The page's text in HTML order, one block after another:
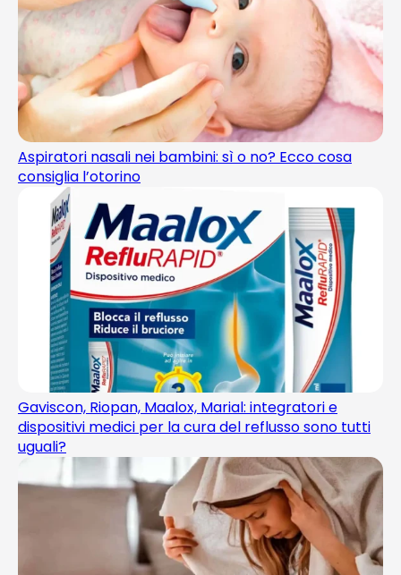
Aspiratori nasali nei bambini: sì o no? Ecco cosa
consiglia l’otorino
Gaviscon, Riopan, Maalox, Marial: integratori e
dispositivi medici per la cura del reflusso sono tutti
uguali?